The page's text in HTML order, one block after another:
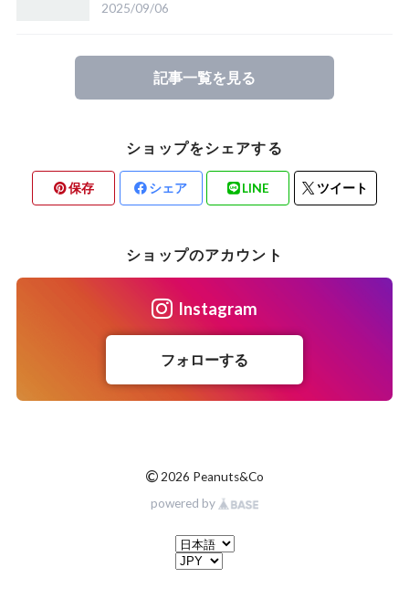
2025/09/06
記事一覧を見る
ショップをシェアする
保存 シェア LINE ツイート
ショップのアカウント
Instagram
フォローする
© 2026 Peanuts&Co
powered by